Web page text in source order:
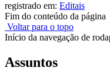
registrado em: Editais
Fim do conteúdo da página
Voltar para o topo
Início da navegação de
Assuntos